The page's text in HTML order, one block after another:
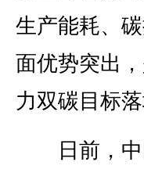
生产能耗、
面优势突出
力双碳目标
日前，中